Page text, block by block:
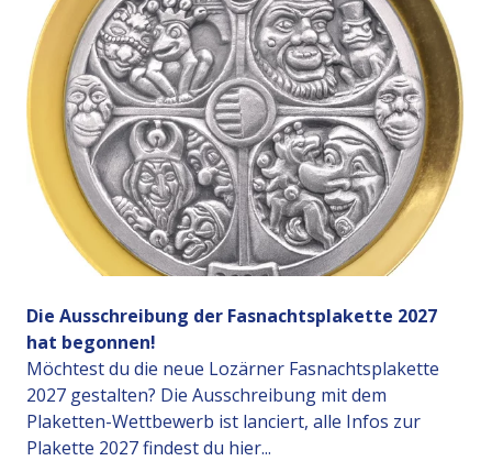
Die Ausschreibung der Fasnachtsplakette 2027
hat begonnen!
Möchtest du die neue Lozärner Fasnachtsplakette
2027 gestalten? Die Ausschreibung mit dem
Plaketten-Wettbewerb ist lanciert, alle Infos zur
Plakette 2027 findest du hier...